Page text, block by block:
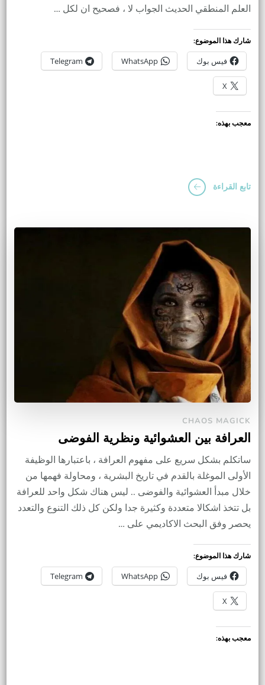
العلم المنطقي الحديث الجواب لا ، فصحيح ان لكل …
شارك هذا الموضوع:
فيس بوك WhatsApp
Telegram
X
معجب بهذه:
تابع القراءة
CHAOS MAGICK
العرافة بين العشوائية ونظرية الفوضى
ساتكلم بشكل سريع على مفهوم العرافة ، باعتبارها الوظيفة
الأولى الموغلة بالقدم في تاريخ البشرية ، ومحاولة فهمها من
خلال مبدأ العشوائية والفوضى .. ليس هناك شكل واحد للعرافة
بل تتخذ اشكالا متعددة وكثيرة جدا ولكن كل ذلك التنوع والتعدد
يحصر وفق البحث الاكاديمي على …
شارك هذا الموضوع:
فيس بوك WhatsApp
Telegram
X
معجب بهذه: